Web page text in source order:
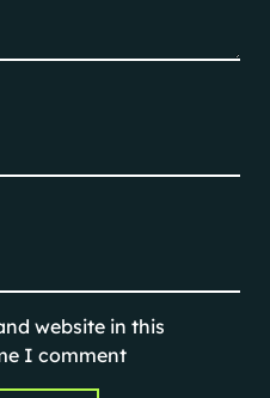
website in this
I comment